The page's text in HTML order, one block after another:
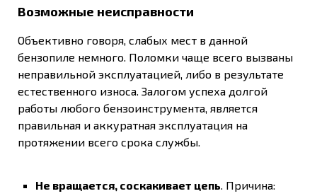
Возможные неисправности
Объективно говоря, слабых мест в данной
бензопиле немного. Поломки чаще всего вызваны
неправильной эксплуатацией, либо в результате
естественного износа. Залогом успеха долгой
работы любого бензоинструмента, является
правильная и аккуратная эксплуатация на
протяжении всего срока службы.
Не вращается, соскакивает цепь. Причина: